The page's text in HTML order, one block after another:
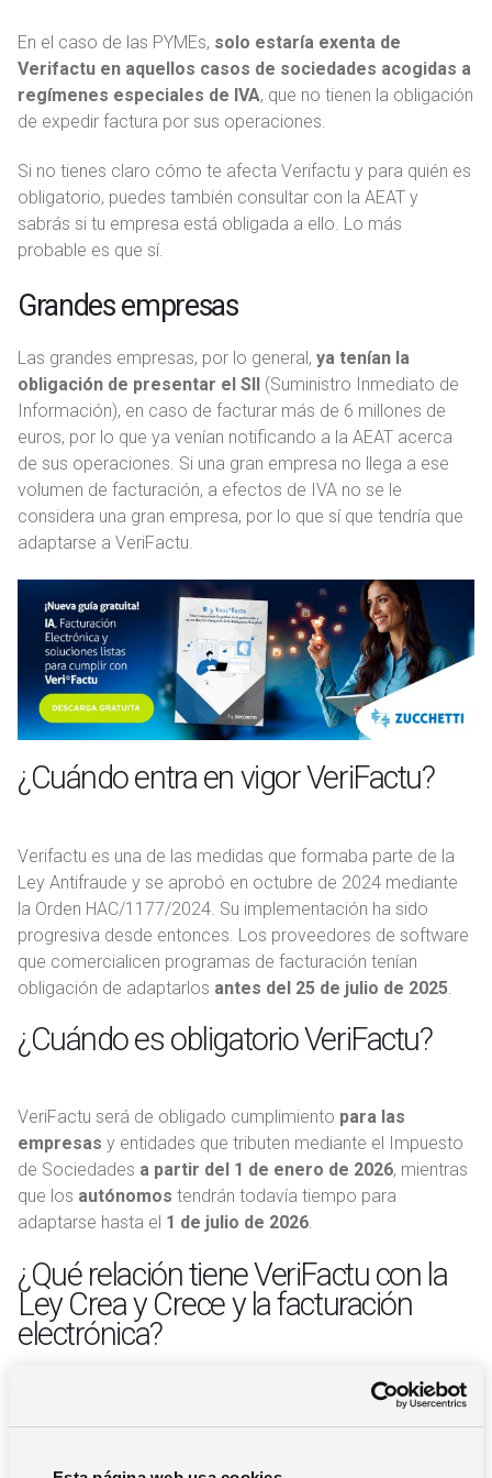
En el caso de las PYMEs, solo estaría exenta de
Verifactu en aquellos casos de sociedades acogidas a
regímenes especiales de IVA, que no tienen la obligación
de expedir factura por sus operaciones.
Si no tienes claro cómo te afecta Verifactu y para quién es
obligatorio, puedes también consultar con la AEAT y
sabrás si tu empresa está obligada a ello. Lo más
probable es que sí.
Grandes empresas
Las grandes empresas, por lo general, ya tenían la
obligación de presentar el SII (Suministro Inmediato de
Información), en caso de facturar más de 6 millones de
euros, por lo que ya venían notificando a la AEAT acerca
de sus operaciones. Si una gran empresa no llega a ese
volumen de facturación, a efectos de IVA no se le
considera una gran empresa, por lo que sí que tendría que
adaptarse a VeriFactu.
¿Cuándo entra en vigor VeriFactu?
Verifactu es una de las medidas que formaba parte de la
Ley Antifraude y se aprobó en octubre de 2024 mediante
la Orden HAC/1177/2024. Su implementación ha sido
progresiva desde entonces. Los proveedores de software
que comercialicen programas de facturación tenían
obligación de adaptarlos antes del 25 de julio de 2025
¿Cuándo es obligatorio VeriFactu?
VeriFactu será de obligado cumplimiento para las
empresas y entidades que tributen mediante el Impuesto
de Sociedades a partir del 1 de enero de 2026, mientras
que los autónomos tendrán todavía tiempo para
adaptarse hasta el 1 de julio de 2026.
¿Qué relación tiene VeriFactu con la
Ley Crea y Crece y la facturación
electrónica?
Ley Crea y